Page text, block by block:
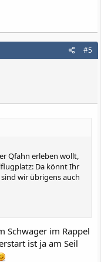
#5
Qfahn erleben wollt,
Da könnt Ihr
wir übrigens auch
Schwager im Rappel
ist ja am Seil